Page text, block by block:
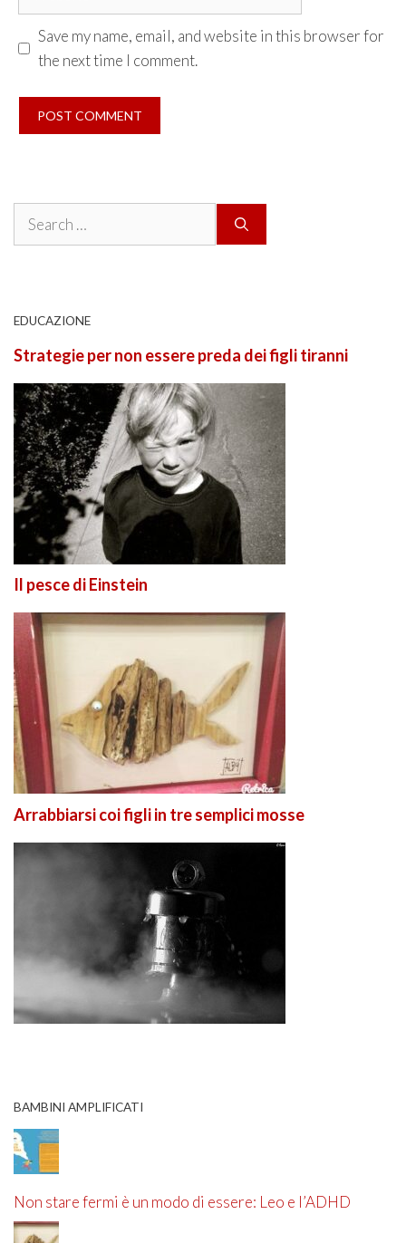
Save my name, email, and website in this browser for
the next time I comment.
Search
EDUCAZIONE
Strategie per non essere preda dei figli tiranni
Il pesce di Einstein
Arrabbiarsi coi figli in tre semplici mosse
BAMBINI AMPLIFICATI
Non stare fermi è un modo di essere: Leo e l’ADHD